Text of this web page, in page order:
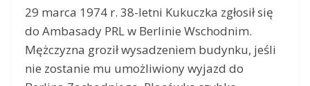
29 marca 1974 r. 38-letni Kukuczka zgłosił się
do Ambasady PRL w Berlinie Wschodnim.
Mężczyzna groził wysadzeniem budynku, jeśli
nie zostanie mu umożliwiony wyjazd do